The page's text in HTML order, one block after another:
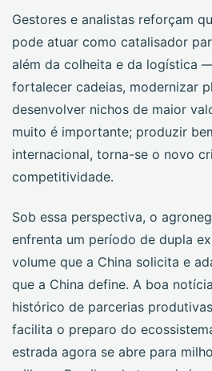
Gestores e analistas reforçam
pode atuar como catalisador
além da colheita e da logística
fortalecer cadeias, modernizar
desenvolver nichos de maior
muito é importante; produzir
internacional, torna-se o novo
competitividade.
Sob essa perspectiva, o
enfrenta um período de dupla
volume que a China solicita e
que a China define. A boa
histórico de parcerias
facilita o preparo do
estrada agora se abre para